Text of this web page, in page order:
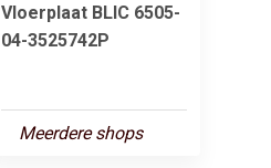
Vloerplaat BLIC 6505-
04-3525742P
Meerdere shops